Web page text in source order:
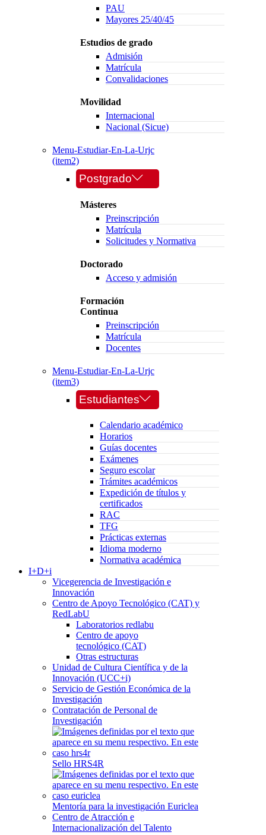
PAU
Mayores 25/40/45
Estudios de grado
Admisión
Matrícula
Convalidaciones
Movilidad
Internacional
Nacional (Sicue)
Menu-Estudiar-En-La-Urjc
(item2)
Postgrado
Másteres
Preinscripción
Matrícula
Solicitudes y Normativa
Doctorado
Acceso y admisión
Formación
Continua
Preinscripción
Matrícula
Docentes
Menu-Estudiar-En-La-Urjc
(item3)
Estudiantes
Calendario académico
Horarios
Guías docentes
Exámenes
Seguro escolar
Trámites académicos
Expedición de títulos y
certificados
RAC
TFG
Prácticas externas
Idioma moderno
Normativa académica
I+D+i
Vicegerencia de Investigación e
Innovación
Centro de Apoyo Tecnológico (CAT) y
RedLabU
Laboratorios redlabu
Centro de apoyo
tecnológico (CAT)
Otras estructuras
Unidad de Cultura Científica y de la
Innovación (UCC+i)
Servicio de Gestión Económica de la
Investigación
Contratación de Personal de
Investigación
Sello HRS4R
Mentoría para la investigación Euriclea
Centro de Atracción e
Internacionalización del Talento